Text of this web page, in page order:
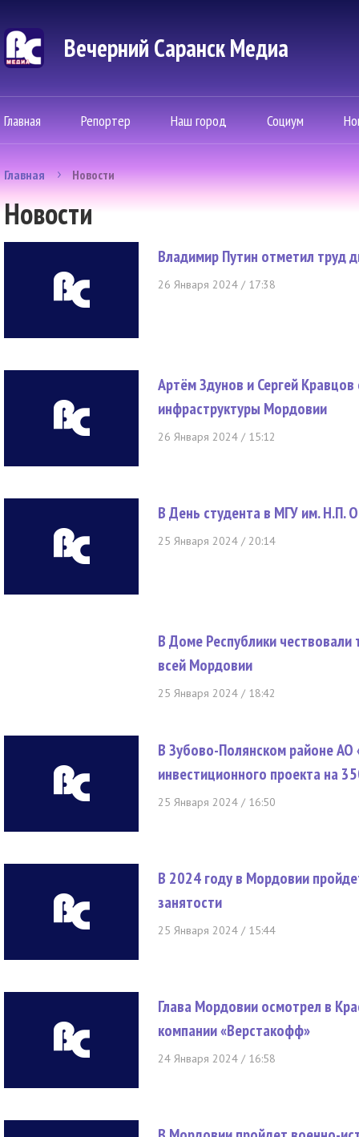
Вечерний Саранск Mедиа
Главная Репортер Наш город Социум
Главная Новости
Новости
Владимир Путин отметил труд
26 Января 2024 / 17:38
Артём Здунов и Сергей
инфраструктуры Мордовии
26 Января 2024 / 15:12
В День студента в МГУ им. Н.П.
25 Января 2024 / 20:14
В Доме Республики
всей Мордовии
25 Января 2024 / 18:42
В Зубово-Полянском районе АО
инвестиционного проекта на
25 Января 2024 / 16:50
В 2024 году в Мордовии
занятости
25 Января 2024 / 15:44
Глава Мордовии осмотрел в
компании «Верстакофф»
24 Января 2024 / 16:58